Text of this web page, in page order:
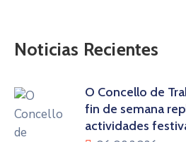
Noticias Recientes
O Concello de
fin de semana
actividades